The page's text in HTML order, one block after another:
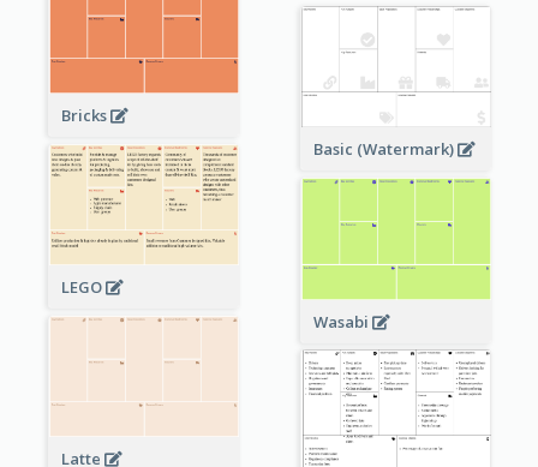
Bricks
Basic (Watermark)
LEGO
Wasabi
Latte